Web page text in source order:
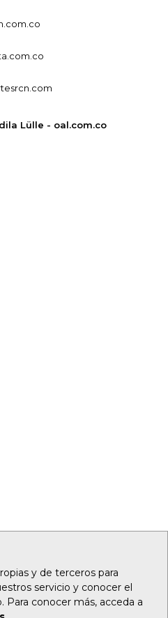
y de terceros para
servicio y conocer el
conocer más, acceda a
Lülle - oal.com.co